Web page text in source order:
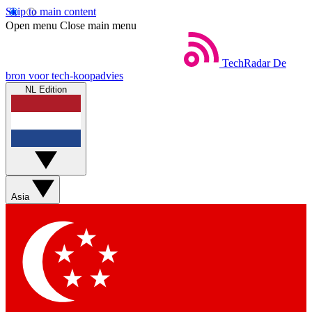
Skip to main content
Open menu Close main menu
TechRadar De
bron voor tech-koopadvies
NL Edition
Asia